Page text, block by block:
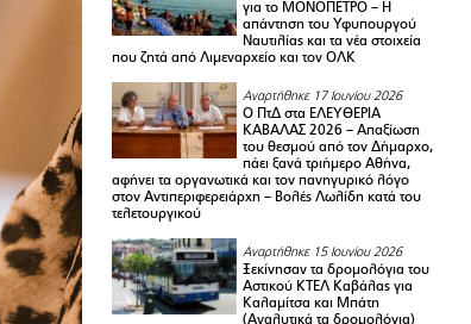
για το ΜΟΝΟΠΕΤΡΟ – Η
απάντηση του Υφυπουργού
Ναυτιλίας και τα νέα στοιχεία
που ζητά από Λιμεναρχείο και τον ΟΛΚ
Αναρτήθηκε 17 Ιουνίου 2026
Ο ΠτΔ στα ΕΛΕΥΘΕΡΙΑ
ΚΑΒΑΛΑΣ 2026 – Απαξίωση
του θεσμού από τον Δήμαρχο,
πάει ξανά τριήμερο Αθήνα,
αφήνει τα οργανωτικά και τον πανηγυρικό λόγο
στον Αντιπεριφερειάρχη – Βολές Λωλίδη κατά του
τελετουργικού
Αναρτήθηκε 15 Ιουνίου 2026
Ξεκίνησαν τα δρομολόγια του
Αστικού ΚΤΕΛ Καβάλας για
Καλαμίτσα και Μπάτη
(Αναλυτικά τα δρομολόγια)